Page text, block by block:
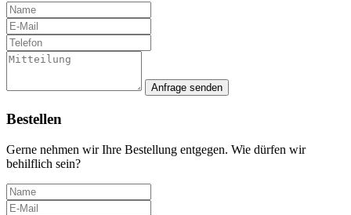
Anfrage senden
Bestellen
Gerne nehmen wir Ihre Bestellung entgegen. Wie dürfen wir
behilflich sein?